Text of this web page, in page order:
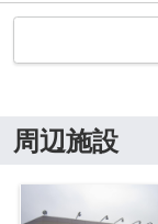
周辺施設